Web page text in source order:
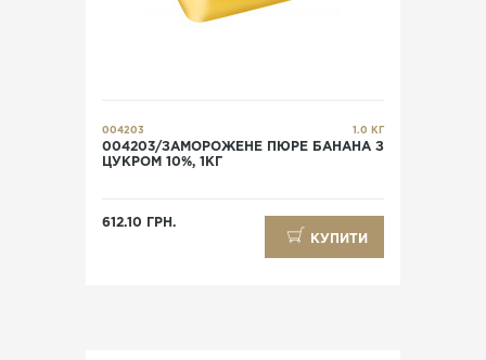
004203 1.0 КГ
004203/ЗАМОРОЖЕНЕ ПЮРЕ БАНАНА З
ЦУКРОМ 10%, 1КГ
612.10 ГРН.
КУПИТИ